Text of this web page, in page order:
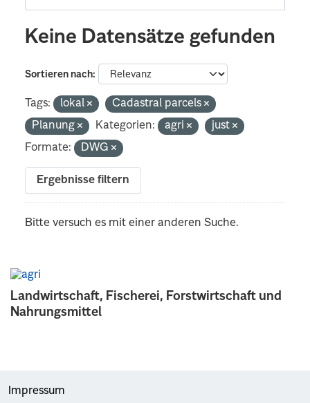
Landwirtschaft, Fischerei, Forstwirtschaft und
Nahrungsmittel
Keine Datensätze gefunden
Sortieren nach
Tags: lokal
Cadastral parcels
Planung
Kategorien: agri
just
Formate:
DWG
Ergebnisse filtern
Bitte versuch es mit einer anderen Suche.
Impressum